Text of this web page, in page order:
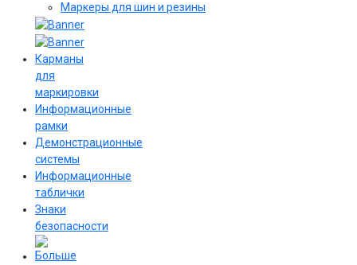
Маркеры для шин и резины
Карманы
для
маркировки
Информационные
рамки
Демонстрационные
системы
Информационные
таблички
Знаки
безопасности